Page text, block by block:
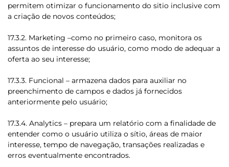
permitem otimizar o funcionamento do sitio inclusive com
a criação de novos conteúdos;
17.3.2. Marketing –como no primeiro caso, monitora os
assuntos de interesse do usuário, como modo de adequar a
oferta ao seu interesse;
17.3.3. Funcional – armazena dados para auxiliar no
preenchimento de campos e dados já fornecidos
anteriormente pelo usuário;
17.3.4. Analytics – prepara um relatório com a finalidade de
entender como o usuário utiliza o sítio, áreas de maior
interesse, tempo de navegação, transações realizadas e
erros eventualmente encontrados.